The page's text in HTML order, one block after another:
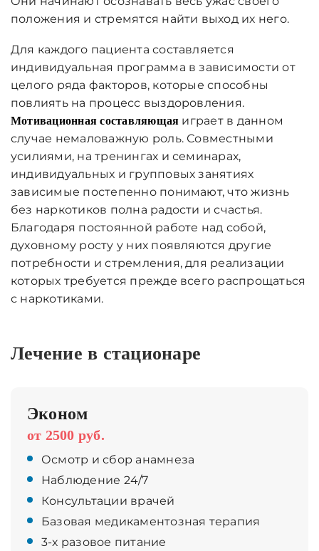
положения и стремятся найти выход их него.
Для каждого пациента составляется
индивидуальная программа в зависимости от
целого ряда факторов, которые способны
повлиять на процесс выздоровления.
Мотивационная составляющая играет в данном
случае немаловажную роль. Совместными
усилиями, на тренингах и семинарах,
индивидуальных и групповых занятиях
зависимые постепенно понимают, что жизнь
без наркотиков полна радости и счастья.
Благодаря постоянной работе над собой,
духовному росту у них появляются другие
потребности и стремления, для реализации
которых требуется прежде всего распрощаться
с наркотиками.
Лечение в стационаре
Эконом
от 2500 руб.
Осмотр и сбор анамнеза
Наблюдение 24/7
Консультации врачей
Базовая медикаментозная терапия
3-х разовое питание